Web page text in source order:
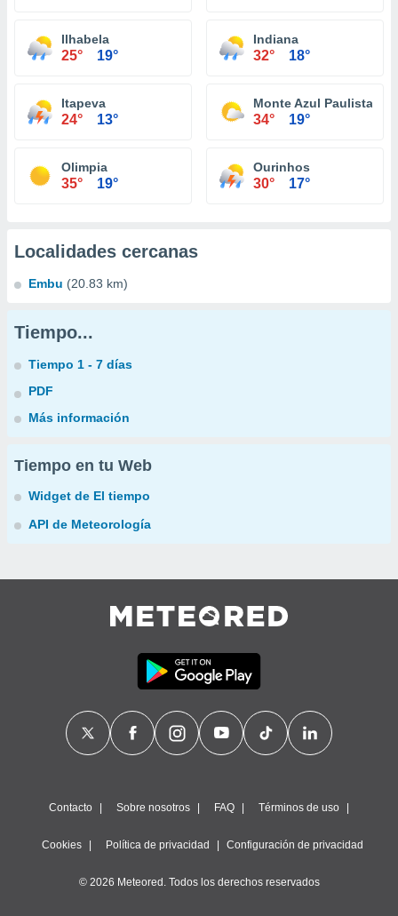
Ilhabela
25° 19°
Indiana
32° 18°
Itapeva
24° 13°
Monte Azul Paulista
34° 19°
Olimpia
35° 19°
Ourinhos
30° 17°
Localidades cercanas
Embu (20.83 km)
Tiempo...
Tiempo 1 - 7 días
PDF
Más información
Tiempo en tu Web
Widget de El tiempo
API de Meteorología
Contacto Sobre nosotros FAQ Términos de uso
Cookies Política de privacidad Configuración de privacidad
© 2026 Meteored. Todos los derechos reservados